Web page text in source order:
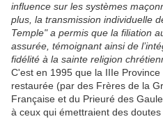
influence sur les systèmes
plus, la transmission individuelle
Temple" a permis que la filiation
assurée, témoignant ainsi de
fidélité à la sainte religion
C'est en 1995 que la IIIe
restaurée (par des Frères de la
Française et du Prieuré des
à ceux qui émettraient des doutes